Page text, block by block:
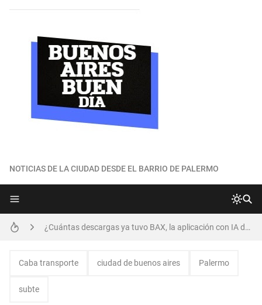
NOTICIAS DE LA CIUDAD DESDE EL BARRIO DE PALERMO
Parque del Maldonado: las etapas de desarrollo que se detallan en una nota periodística
¿Cuántas descargas ya tuvo BAX, la aplicación con IA desarrollada por el GCBA?
Caba transporte ciudad de buenos aires Palermo
subte